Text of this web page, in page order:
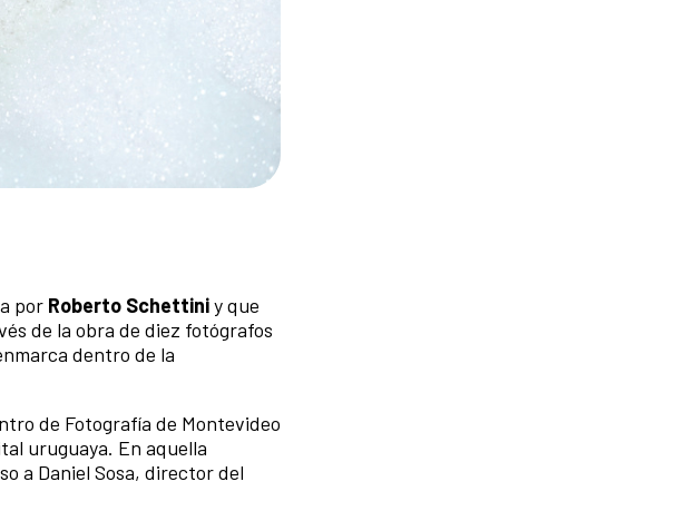
por Roberto Schettiniy que
de la obra de diez fotógrafos
dentro de la
de Fotografía de Montevideo
uruguaya. En aquella
a Daniel Sosa, director del